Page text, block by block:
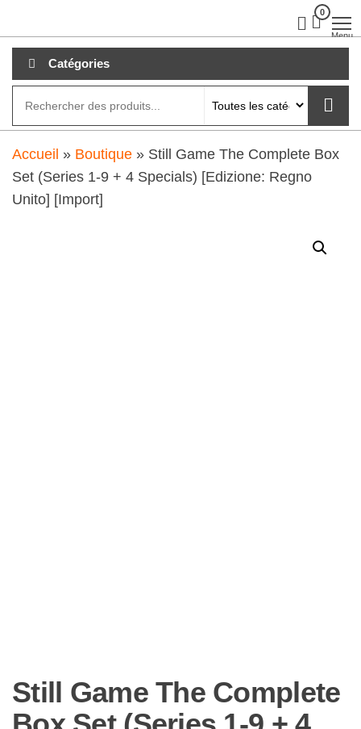
au
contenu
0
Menu
Catégories
Accueil » Boutique » Still Game The Complete Box
Set (Series 1-9 + 4 Specials) [Edizione: Regno
Unito] [Import]
Still Game The Complete